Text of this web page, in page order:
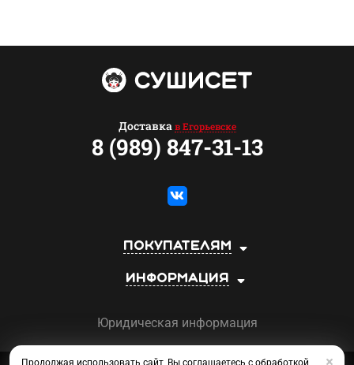
Покупателям
Информация
Доставка в Егорьевске
8 (989) 847-31-13
Юридическая информация
Продолжая использовать сайт, Вы соглашаетесь с обработкой